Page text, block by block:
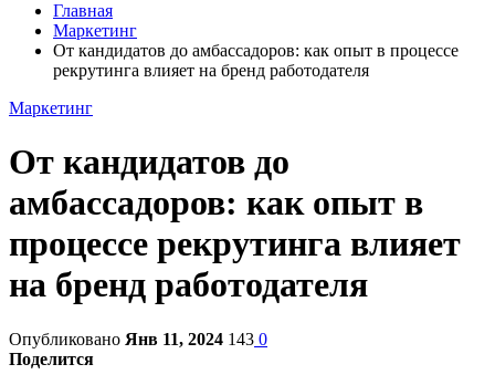
Главная
Маркетинг
От кандидатов до амбасcадоров: как опыт в процессе
рекрутинга влияет на бренд работодателя
Маркетинг
От кандидатов до
амбасcадоров: как опыт в
процессе рекрутинга влияет
на бренд работодателя
Опубликовано Янв 11, 2024 143 0
Поделится